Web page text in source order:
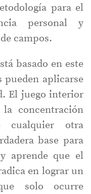
para el
personal y
campos.
basado en este
aplicarse
El juego interior
concentración
cualquier otra
base para
aprende que el
en lograr un
solo ocurre